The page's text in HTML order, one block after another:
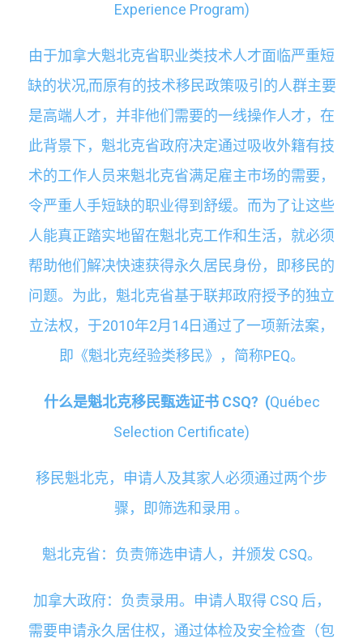
Experience Program)
由于加拿大魁北克省职业类技术人才面临严重短
缺的状况,而原有的技术移民政策吸引的人群主要
是高端人才，并非他们需要的一线操作人才，在
此背景下，魁北克省政府决定通过吸收外籍有技
术的工作人员来魁北克省满足雇主市场的需要，
令严重人手短缺的职业得到舒缓。而为了让这些
人能真正踏实地留在魁北克工作和生活，就必须
帮助他们解决快速获得永久居民身份，即移民的
问题。为此，魁北克省基于联邦政府授予的独立
立法权，于2010年2月14日通过了一项新法案，
即《魁北克经验类移民》，简称PEQ。
什么是魁北克移民甄选证书 CSQ? (Québec
Selection Certificate)
移民魁北克，申请人及其家人必须通过两个步
骤，即筛选和录用 。
魁北克省：负责筛选申请人，并颁发 CSQ。
加拿大政府：负责录用。申请人取得 CSQ 后，
需要申请永久居住权，通过体检及安全检查（包